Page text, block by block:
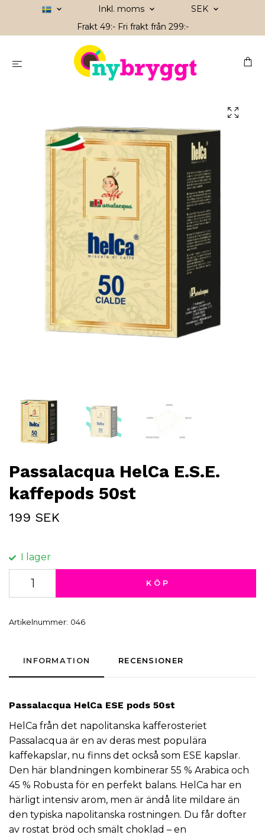
Inkl. moms
SEK
Frakt 49:- Fri frakt från 299:-
Passalacqua HelCa E.S.E.
kaffepods 50st
199 SEK
I lager
KÖP
Artikelnummer: 046
INFORMATION RECENSIONER
Passalacqua HelCa ESE pods 50st
HelCa från det napolitanska kafferosteriet
Passalacqua är en av deras mest populära
kaffekapslar, nu finns det också som ESE kapslar.
Den här blandningen kombinerar 55 % Arabica och
45 % Robusta för en perfekt balans. HelCa har en
härligt intensiv arom, men är ändå lite mildare än
den typiska napolitanska rostningen. Du får dofter
av rostat bröd och smält choklad – en